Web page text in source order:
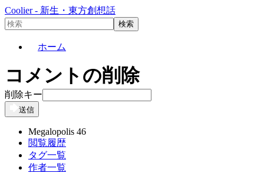
Coolier - 新生・東方創想話
ホーム
コメントの削除
削除キー
送信
Megalopolis 46
閲覧履歴
タグ一覧
作者一覧